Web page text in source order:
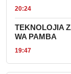
20:24
TEKNOLOJIA
WA PAMBA
19:47